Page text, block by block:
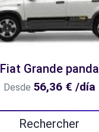
Fiat Grande panda
Desde 56,36 € /día
Rechercher